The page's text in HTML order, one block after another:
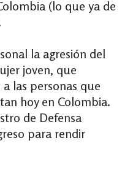
(lo que ya de
la agresión del
joven, que
las personas que
hoy en Colombia.
de Defensa
para rendir